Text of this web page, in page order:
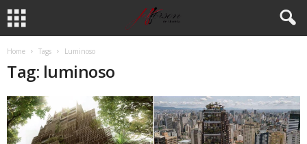
Home Tags Luminoso
Tag: luminoso